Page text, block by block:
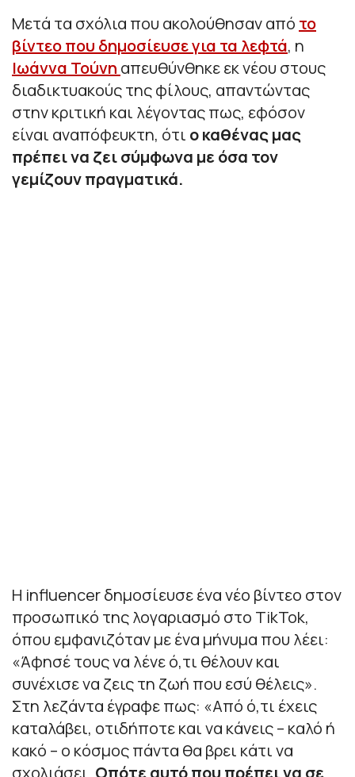
Μετά τα σχόλια που ακολούθησαν από το
βίντεο που δημοσίευσε για τα λεφτά, η
Ιωάννα Τούνη απευθύνθηκε εκ νέου στους
διαδικτυακούς της φίλους, απαντώντας
στην κριτική και λέγοντας πως, εφόσον
είναι αναπόφευκτη, ότι ο καθένας μας
πρέπει να ζει σύμφωνα με όσα τον
γεμίζουν πραγματικά.
Η influencer δημοσίευσε ένα νέο βίντεο στον
προσωπικό της λογαριασμό στο TikTok,
όπου εμφανιζόταν με ένα μήνυμα που λέει:
«Άφησέ τους να λένε ό,τι θέλουν και
συνέχισε να ζεις τη ζωή που εσύ θέλεις».
Στη λεζάντα έγραφε πως: «Από ό,τι έχεις
καταλάβει, οτιδήποτε και να κάνεις – καλό ή
κακό – ο κόσμος πάντα θα βρει κάτι να